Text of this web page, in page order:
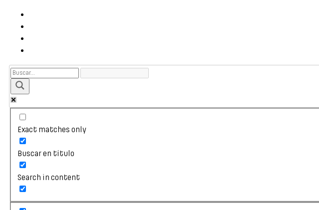
Exact matches only
Buscar en título
Search in content